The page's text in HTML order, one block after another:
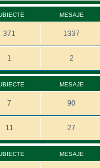
MESAJE
371 1337
1 2
MESAJE
7 90
11 27
MESAJE